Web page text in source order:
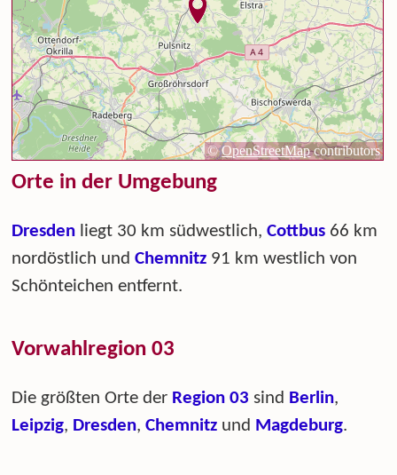
Orte in der Umgebung
Dresden liegt 30 km südwestlich,Cottbus 66 km
nordöstlich undChemnitz 91 km westlich von
Schönteichen entfernt.
Vorwahlregion 03
Die größten Orte der Region 03 sind Berlin,
Leipzig, Dresden,Chemnitz und Magdeburg.